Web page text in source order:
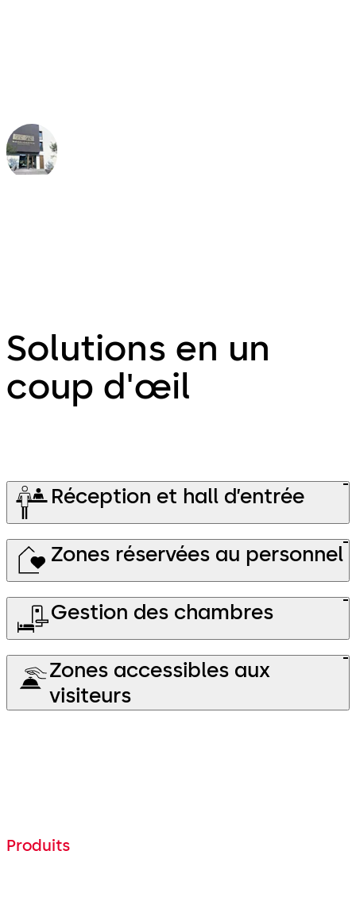
Solutions en un
coup d'œil
Réception et hall d’entrée
Zones réservées au personnel
Gestion des chambres
Zones accessibles aux
visiteurs
Produits